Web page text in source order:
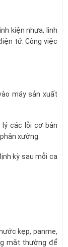
kiện nhựa, linh
tử. Công việc
máy sản xuất
lý các lỗi cơ bản
xưởng.
kỳ sau mỗi ca
kẹp, panme,
mắt thường để